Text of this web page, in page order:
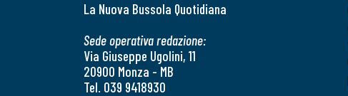
La Nuova Bussola Quotidiana
Sede operativa redazione:
Via Giuseppe Ugolini, 11
20900 Monza - MB
Tel. 039 9418930